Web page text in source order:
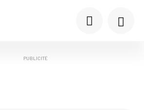
PUBLICITÉ